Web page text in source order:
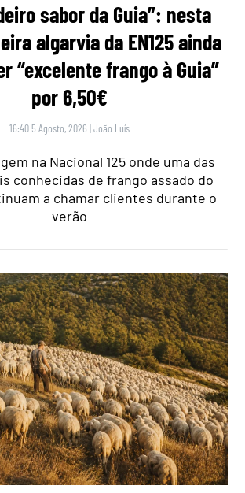
sabor da Guia”: nesta
algarvia da EN125 ainda
“excelente frango à Guia”
por 6,50€
16:40 5 Agosto, 2026 |João Luís
na Nacional 125 onde uma das
conhecidas de frango assado do
a chamar clientes durante o
verão